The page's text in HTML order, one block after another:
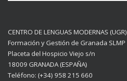
CENTRO DE LENGUAS MODERNAS (UGR)
Formación y Gestión de Granada SLMP
Placeta del Hospicio Viejo s/n
18009 GRANADA (ESPAÑA)
Teléfono: (+34) 958 215 660